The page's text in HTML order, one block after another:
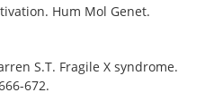
Hum Mol Genet.
S.T. Fragile X syndrome.
672.